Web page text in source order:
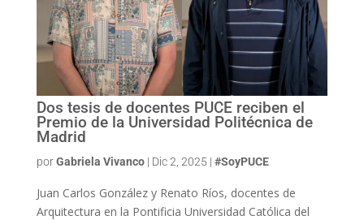
Dos tesis de docentes PUCE reciben el
Premio de la Universidad Politécnica de
Madrid
porGabriela Vivanco| Dic 2, 2025 | #SoyPUCE
Juan Carlos González y Renato Ríos, docentes de
Arquitectura en la Pontificia Universidad Católica del